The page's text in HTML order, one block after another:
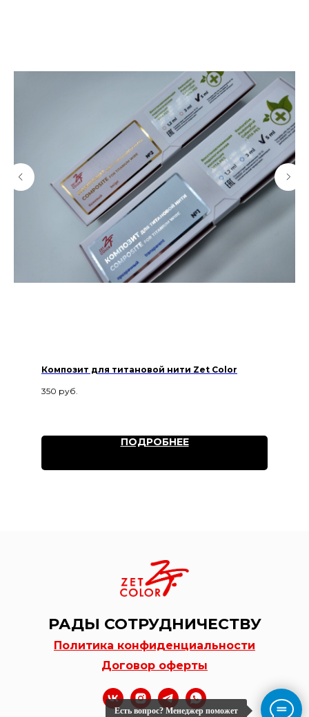
Есть вопрос? Менеджер поможет
Композит для титановой нити Zet Color
350 руб.
ПОДРОБНЕЕ
РАДЫ СОТРУДНИЧЕСТВУ
Политика конфиденциальности
Договор оферты